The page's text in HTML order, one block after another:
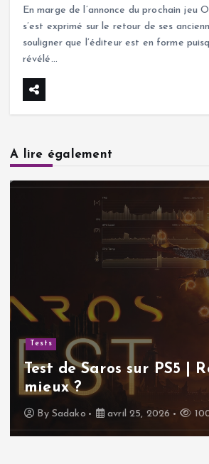
En marge de l’annonce du prochain jeu
s’est exprimé sur le retour de ses
souligner que l’éditeur est en forme
révélé…
A lire également
Tests
Test de Saros sur PS5 |
mieux ?
By Sadako avril 25, 2026